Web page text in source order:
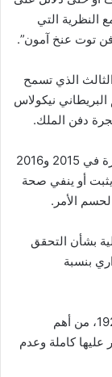
النظرية التي
توت عنخ آمون”.
الثالث الذي تسمح
نيكولاس
دفن الملك.
وأجرت بعثة يابانية وأخرى أميركية مسحين للمقبرة في 2015 و2016
يثبت أو ينفي صحة
الأمر.
بشأن التحقق
بنسبة
ولا تزال مقبرة توت عنخ آمون، المكتشفة في 1922، من أهم
عليها كاملة وعدم